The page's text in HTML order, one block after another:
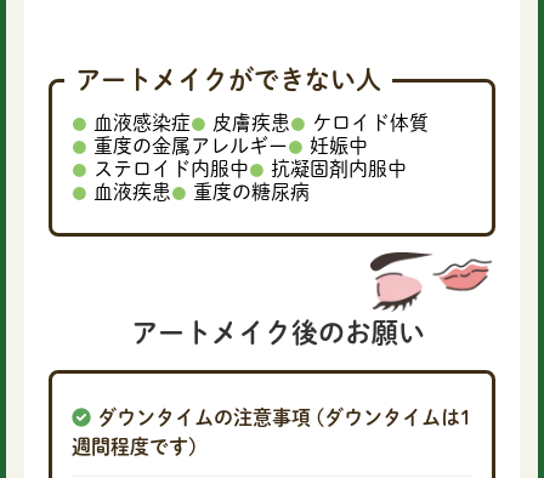
アートメイクができない人
血液感染症 皮膚疾患
ケロイド体質
重度の金属アレルギー
妊娠中
ステロイド内服中
抗凝固剤内服中
血液疾患
重度の糖尿病
アートメイク後のお願い
ダウンタイムの注意事項 (ダウンタイムは1
週間程度です)